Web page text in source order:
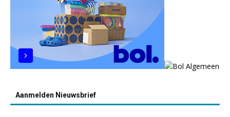
Aanmelden Nieuwsbrief